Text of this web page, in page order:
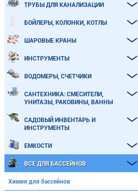
ТРУБЫ ДЛЯ КАНАЛИЗАЦИИ
БОЙЛЕРЫ, КОЛОНКИ, КОТЛЫ
ШАРОВЫЕ КРАНЫ
ИНСТРУМЕНТЫ
ВОДОМЕРЫ, СЧЕТЧИКИ
САНТЕХНИКА: СМЕСИТЕЛИ,
УНИТАЗЫ, РАКОВИНЫ, ВАННЫ
САДОВЫЙ ИНВЕНТАРЬ И
ИНСТРУМЕНТЫ
ЕМКОСТИ
ВСЕ ДЛЯ БАССЕЙНОВ
Химия для бассейнов